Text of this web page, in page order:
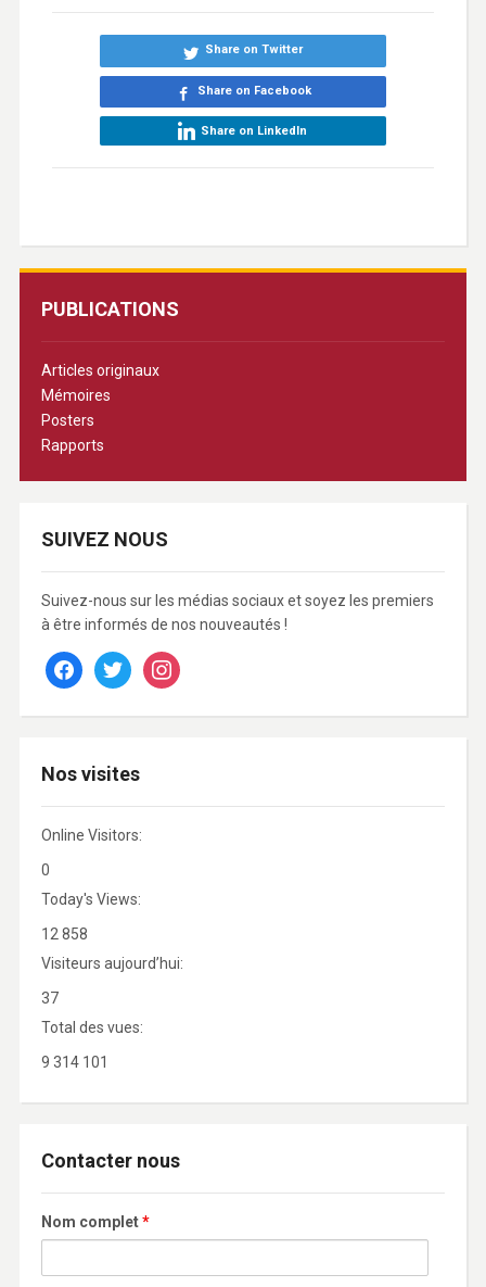
PUBLICATIONS
Articles originaux
Mémoires
Posters
Rapports
SUIVEZ NOUS
Suivez-nous sur les médias sociaux et soyez les premiers
à être informés de nos nouveautés !
facebooktwitter instagram
Nos visites
Online Visitors:
0
Today's Views:
12 858
Visiteurs aujourd’hui:
37
Total des vues:
9 314 101
Contacter nous
Nom complet*
Share on Twitter
Share on Facebook
Share on LinkedIn